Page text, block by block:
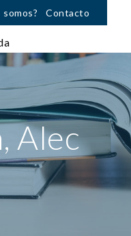
somos? Contacto
Alec